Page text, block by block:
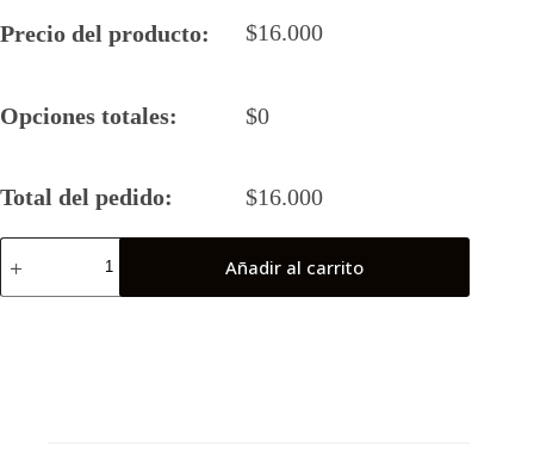
Precio del producto: $16.000
Opciones totales: $0
Total del pedido: $16.000
Camiseta
Rugby
Añadir al carrito